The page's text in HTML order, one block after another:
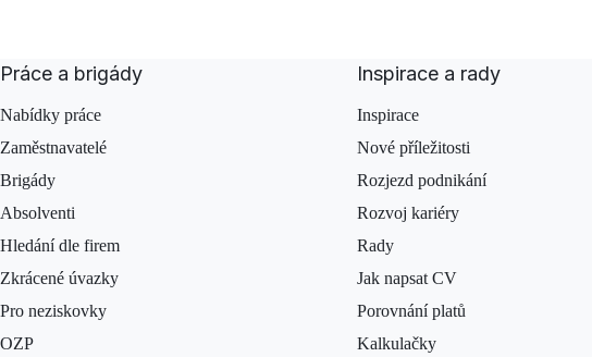
Práce a brigády
Nabídky práce
Zaměstnavatelé
Brigády
Absolventi
Hledání dle firem
Zkrácené úvazky
Pro neziskovky
OZP
Inspirace a rady
Inspirace
Nové příležitosti
Rozjezd podnikání
Rozvoj kariéry
Rady
Jak napsat CV
Porovnání platů
Kalkulačky